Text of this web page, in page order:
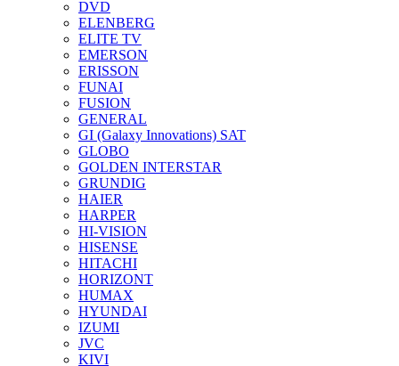
DVD
ELENBERG
ELITE TV
EMERSON
ERISSON
FUNAI
FUSION
GENERAL
GI (Galaxy Innovations) SAT
GLOBO
GOLDEN INTERSTAR
GRUNDIG
HAIER
HARPER
HI-VISION
HISENSE
HITACHI
HORIZONT
HUMAX
HYUNDAI
IZUMI
JVC
KIVI